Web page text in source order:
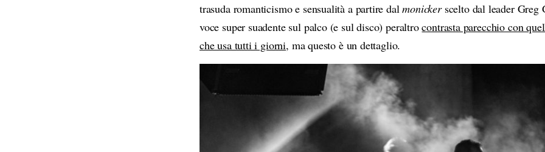
trasuda romanticismo e sensualità a partire dalmonicker scelto dal leader Greg
voce super suadente sul palco (e sul disco) peraltrocontrasta parecchio con
che usa tutti i giorni, ma questo è un dettaglio.